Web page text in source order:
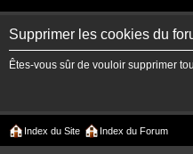
Supprimer les cookies du
Êtes-vous sûr de vouloir supprimer
Index du Site Index du Forum